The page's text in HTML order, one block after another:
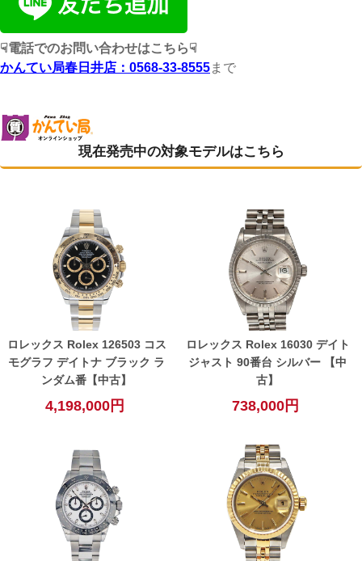
☟電話でのお問い合わせはこちら☟
かんてい局春日井店：0568-33-8555まで
現在発売中の対象モデルはこちら
ロレックス Rolex 126503 コス
モグラフ デイトナ ブラック ラ
ンダム番【中古】
4,198,000円
ロレックス Rolex 16030 デイト
ジャスト 90番台 シルバー 【中
古】
738,000円